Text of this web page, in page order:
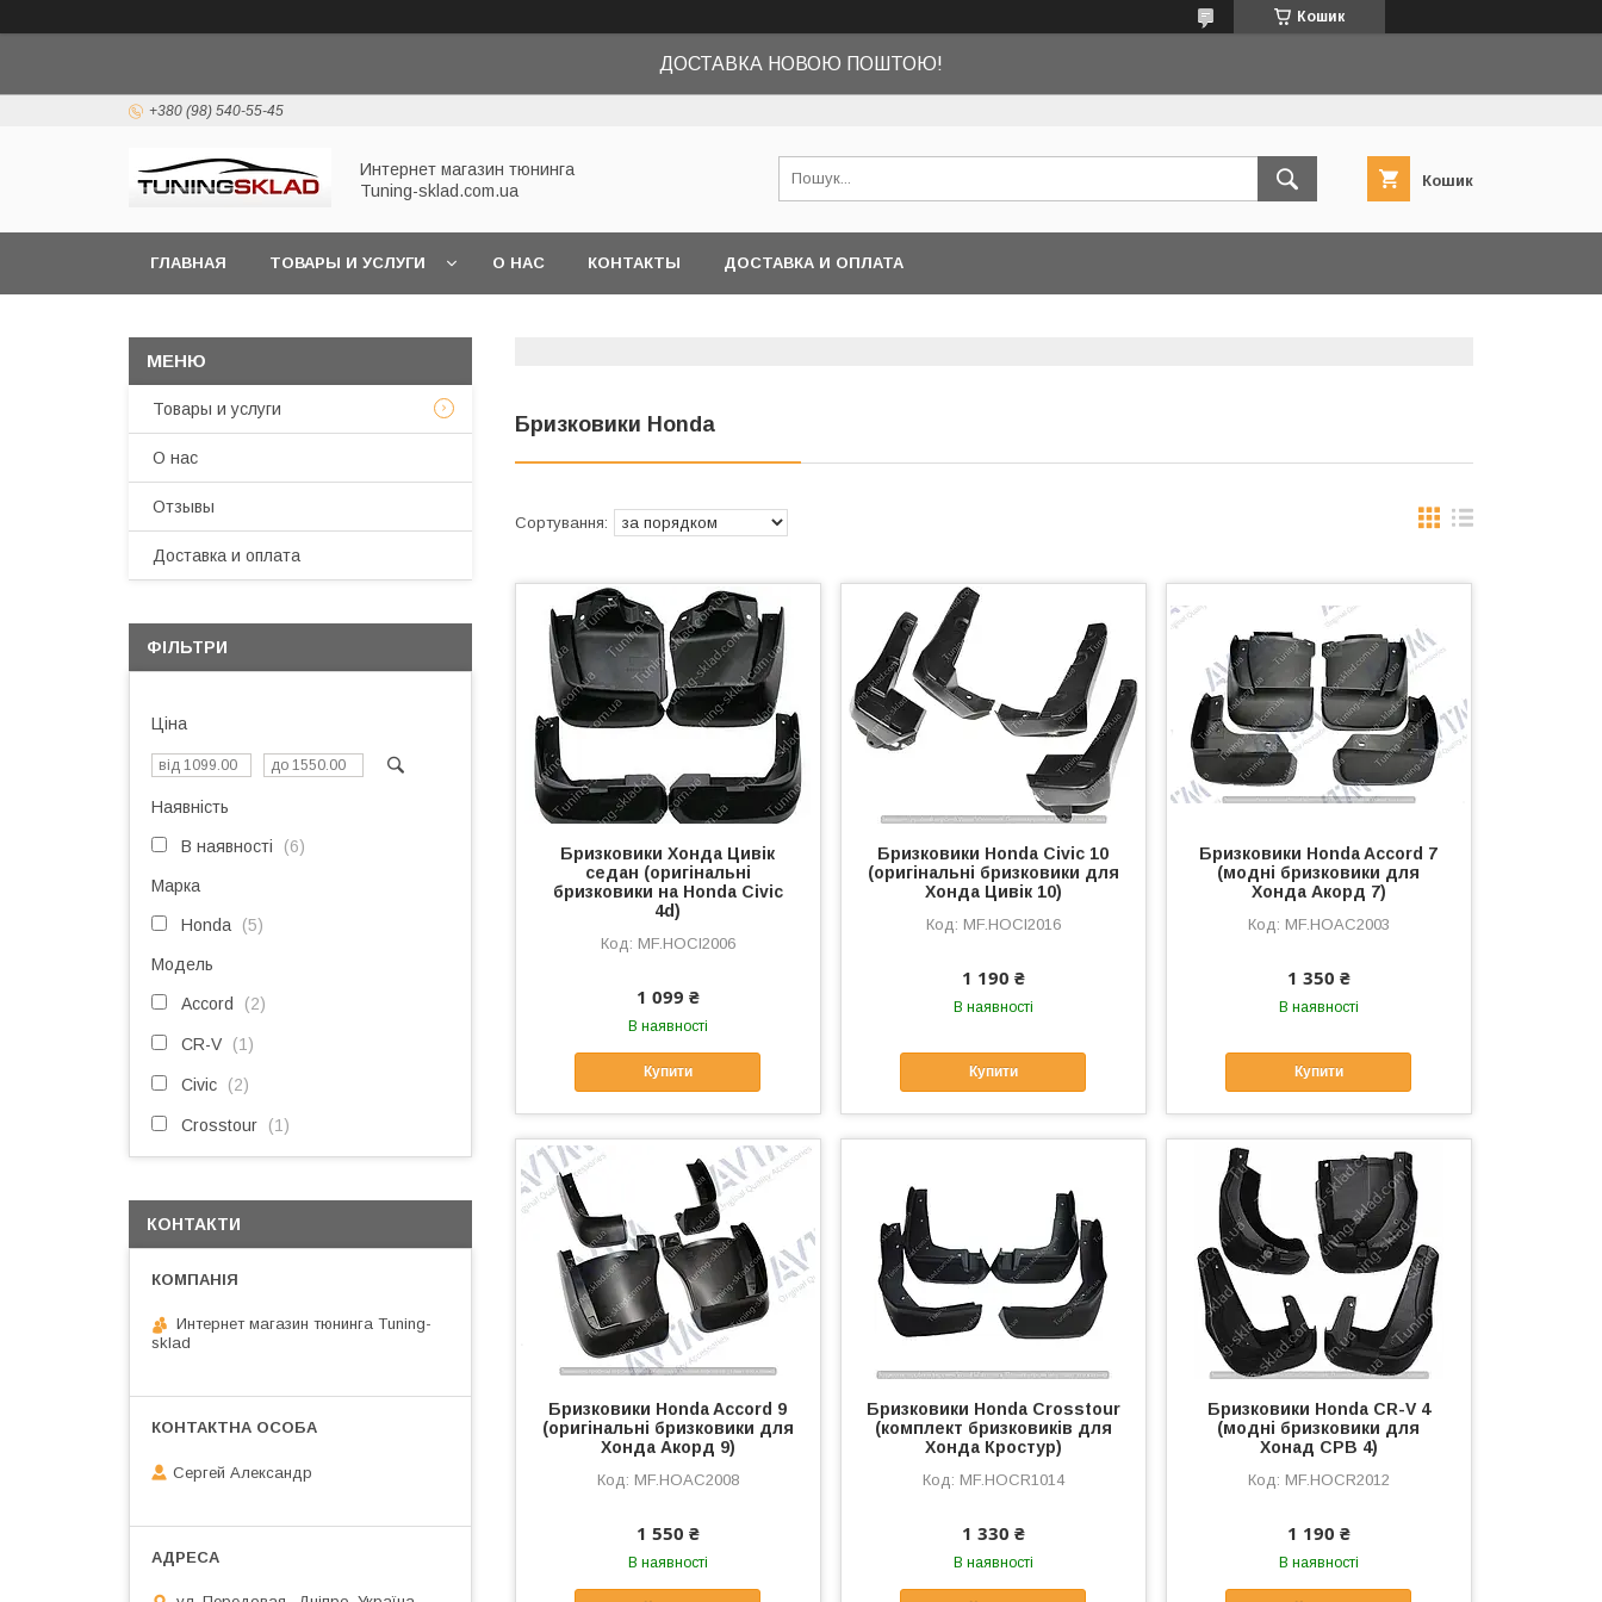
Кошик
ДОСТАВКА НОВОЮ ПОШТОЮ!
+380 (98) 540-55-45
Интернет магазин тюнинга
Tuning-sklad.com.ua
Кошик
ГЛАВНАЯ ТОВАРЫ И УСЛУГИ О НАС КОНТАКТЫ ДОСТАВКА И ОПЛАТА
Бризковики Honda
Бризковики Хонда Цивік
седан (оригінальні
бризковики на Honda Civic
4d)
MF.HOCI2006
1 099 ₴
В наявності
Купити
Бризковики Honda Civic 10
(оригінальні бризковики для
Хонда Цивік 10)
MF.HOCI2016
1 190 ₴
В наявності
Купити
Бризковики Honda Accord 7
(модні бризковики для
Хонда Акорд 7)
MF.HOAC2003
1 350 ₴
В наявності
Купити
Бризковики Honda Accord 9
(оригінальні бризковики для
Хонда Акорд 9)
MF.HOAC2008
1 550 ₴
В наявності
Бризковики Honda Crosstour
(комплект бризковиків для
Хонда Кростур)
MF.HOCR1014
1 330 ₴
В наявності
Бризковики Honda CR-V 4
(модні бризковики для
Хонад СРВ 4)
MF.HOCR2012
1 190 ₴
В наявності
Товары и услуги
О нас
Отзывы
Доставка и оплата
ФІЛЬТРИ
Ціна
Наявність
В наявності 6
Марка
Honda 5
Модель
Accord 2
CR-V 1
Civic 2
Crosstour 1
КОНТАКТИ
Интернет магазин тюнинга Tuning-
sklad
Сергей Александр